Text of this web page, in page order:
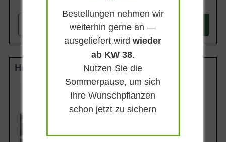
+ In den Warenkorb
Halbstamm 8-10 StU wurzelnackt
Wuchsendhöhe
bis zu 6 m
Erntezeit
Dunkelrot und mittelgroß
Bestellungen nehmen wir
weiterhin gerne an —
ausgeliefert wirdwieder
ab KW 38.
Nutzen Sie die
Sommerpause, um sich
Ihre Wunschpflanzen
schon jetzt zu sichern